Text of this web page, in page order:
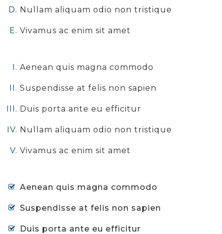
Nullam aliquam odio non tristique
Vivamus ac enim sit amet
Aenean quis magna commodo
Suspendisse at felis non sapien
Duis porta ante eu efficitur
Nullam aliquam odio non tristique
Vivamus ac enim sit amet
Aenean quis magna commodo
Suspendisse at felis non sapien
Duis porta ante eu efficitur